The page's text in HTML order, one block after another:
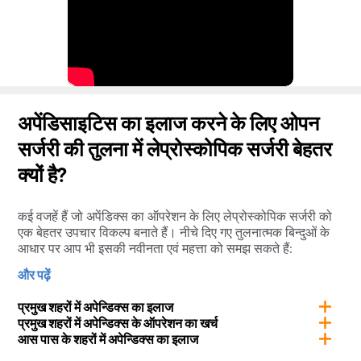
अपेंडिसाइटिस का इलाज करने के लिए ओपन
सर्जरी की तुलना में लेप्रोस्कोपिक सर्जरी बेहतर
क्यों है?
कई वजहें हैं जो अपेंडिक्स का ऑपरेशन के लिए लेप्रोस्कोपिक सर्जरी को
एक बेहतर उपचार विकल्प बनाते हैं। नीचे दिए गए तुलनात्मक बिन्दुओं के
आधार पर आप भी इसकी नवीनता एवं महत्ता को समझ सकते हैं:
लेप्रोस्कोपिक प्रक्रिया – ओपन सर्जरी
रिकवरी में बहुत कम समय लगता है – रिकवरी पीरियड के दौरान तेज
दर्द होता है और जख्म भरने में 6 सप्ताह तक का समय लग सकता है
प्रक्रिया खत्म करने में कम समय लगता है – अधिक समय लगता है
और पढ़ें
प्रमुख शहरों में अपेन्डिक्स का इलाज
प्रमुख शहरों में अपेन्डिक्स के ऑपरेशन का खर्च
आस पास के शहरों में अपेन्डिक्स का इलाज